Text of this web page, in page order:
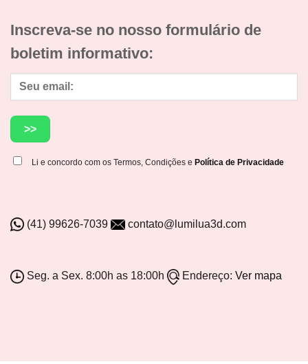
Inscreva-se no nosso formulário de
boletim informativo:
Li e concordo com os Termos, Condições e Política de Privacidade
(41) 99626-7039 contato@lumilua3d.com
Seg. a Sex. 8:00h as 18:00h Endereço: Ver mapa